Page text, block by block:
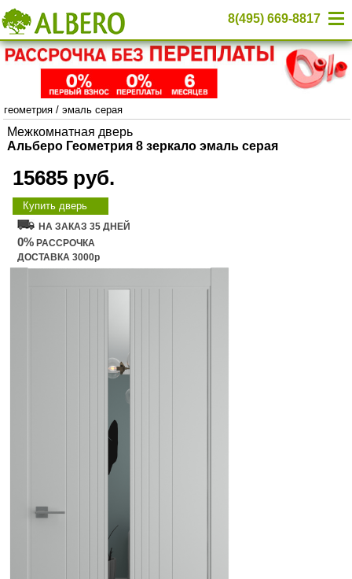
8(495) 669-8817
геометрия / эмаль серая
Межкомнатная дверь
Альберо Геометрия 8 зеркало эмаль серая
15685 руб.
Купить дверь
НА ЗАКАЗ 35 ДНЕЙ
0% РАССРОЧКА
ДОСТАВКА 3000р